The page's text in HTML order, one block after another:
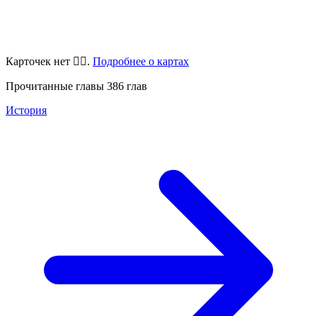
Карточек нет 🤷‍♂️. Подробнее о картах
Прочитанные главы 386 глав
История